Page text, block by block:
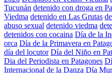
Tucunán detenido con droga en
Viedma detenido en Las Grutas
abuso sexual detenido viedma
detenidos con cocaina Día de la
orca Día de la Primavera en
día del locutor Día del Niño en
Dia del Periodista en Patagones
Internacional de la Danza Día